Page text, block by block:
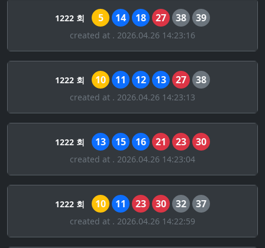
1222 회 5 14 18 27 38 39
created at . 2026.04.26 14:23:16
1222 회 10 11 12 13 27 38
created at . 2026.04.26 14:23:13
1222 회 13 15 16 21 23 30
created at . 2026.04.26 14:23:04
1222 회 10 11 23 30 32 37
created at . 2026.04.26 14:22:59